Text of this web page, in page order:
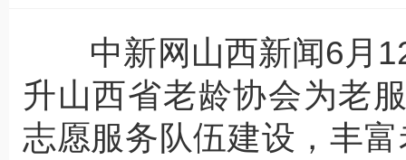
中新网山西新闻6月12
升山西省老龄协会为老
志愿服务队伍建设，丰